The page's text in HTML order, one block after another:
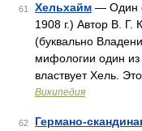
61 Хельхайм — Один
1908 г.) Автор В. Г.
(буквально
мифологии один
властвует Хель.
Википедия
62 Германо-